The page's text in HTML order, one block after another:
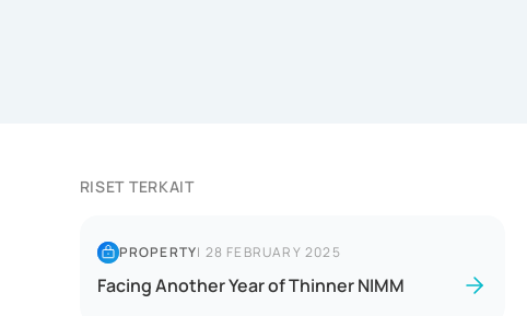
RISET TERKAIT
PROPERTY| 28 FEBRUARY 2025
Facing Another Year of Thinner NIMM